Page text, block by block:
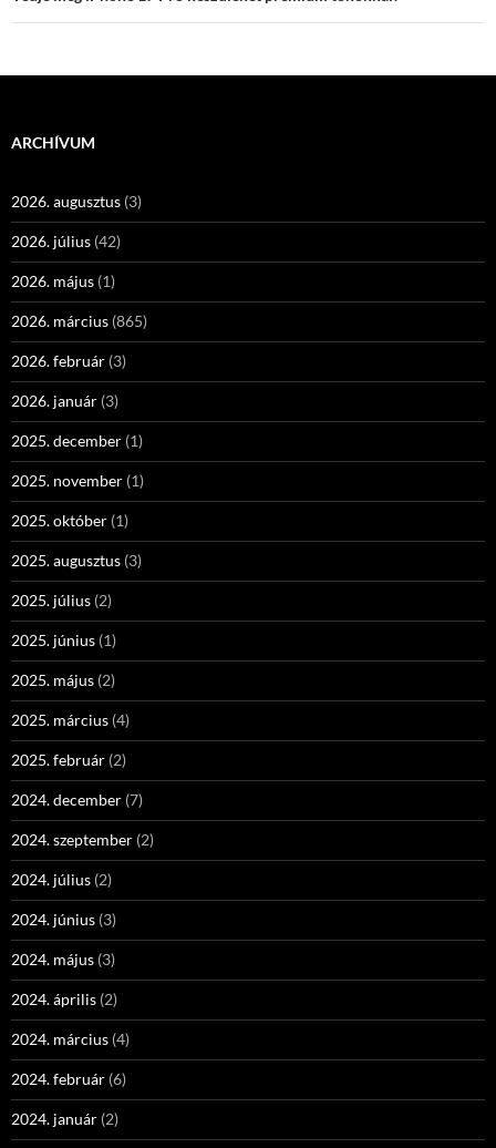
ARCHÍVUM
2026. augusztus (3)
2026. július (42)
2026. május (1)
2026. március (865)
2026. február (3)
2026. január (3)
2025. december (1)
2025. november (1)
2025. október (1)
2025. augusztus (3)
2025. július (2)
2025. június (1)
2025. május (2)
2025. március (4)
2025. február (2)
2024. december (7)
2024. szeptember (2)
2024. július (2)
2024. június (3)
2024. május (3)
2024. április (2)
2024. március (4)
2024. február (6)
2024. január (2)